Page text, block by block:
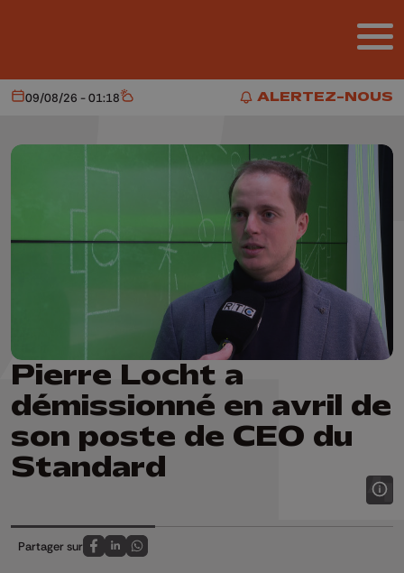
ALERTEZ-NOUS
ALERTEZ-NOUS
Aujourd'hui
09/08/26 - 01:18 Météo
Pierre Locht a
démissionné en avril de
son poste de CEO du
Standard
Partager sur
Partagez sur FaceBook
Partagez sur LinkedIn
Partagez sur Whatsapp